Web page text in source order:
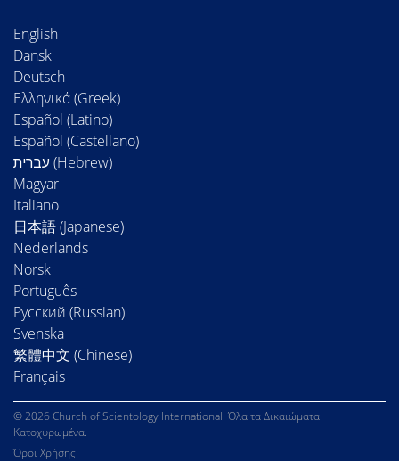
English
Dansk
Deutsch
Ελληνικά (Greek)
Español (Latino)
Español (Castellano)
Magyar
Italiano
日本語 (Japanese)
Nederlands
Norsk
Português
Русский (Russian)
Svenska
繁體中文 (Chinese)
Français
© 2026 Church of Scientology International. Όλα τα Δικαιώματα
Κατοχυρωμένα.
Όροι Χρήσης